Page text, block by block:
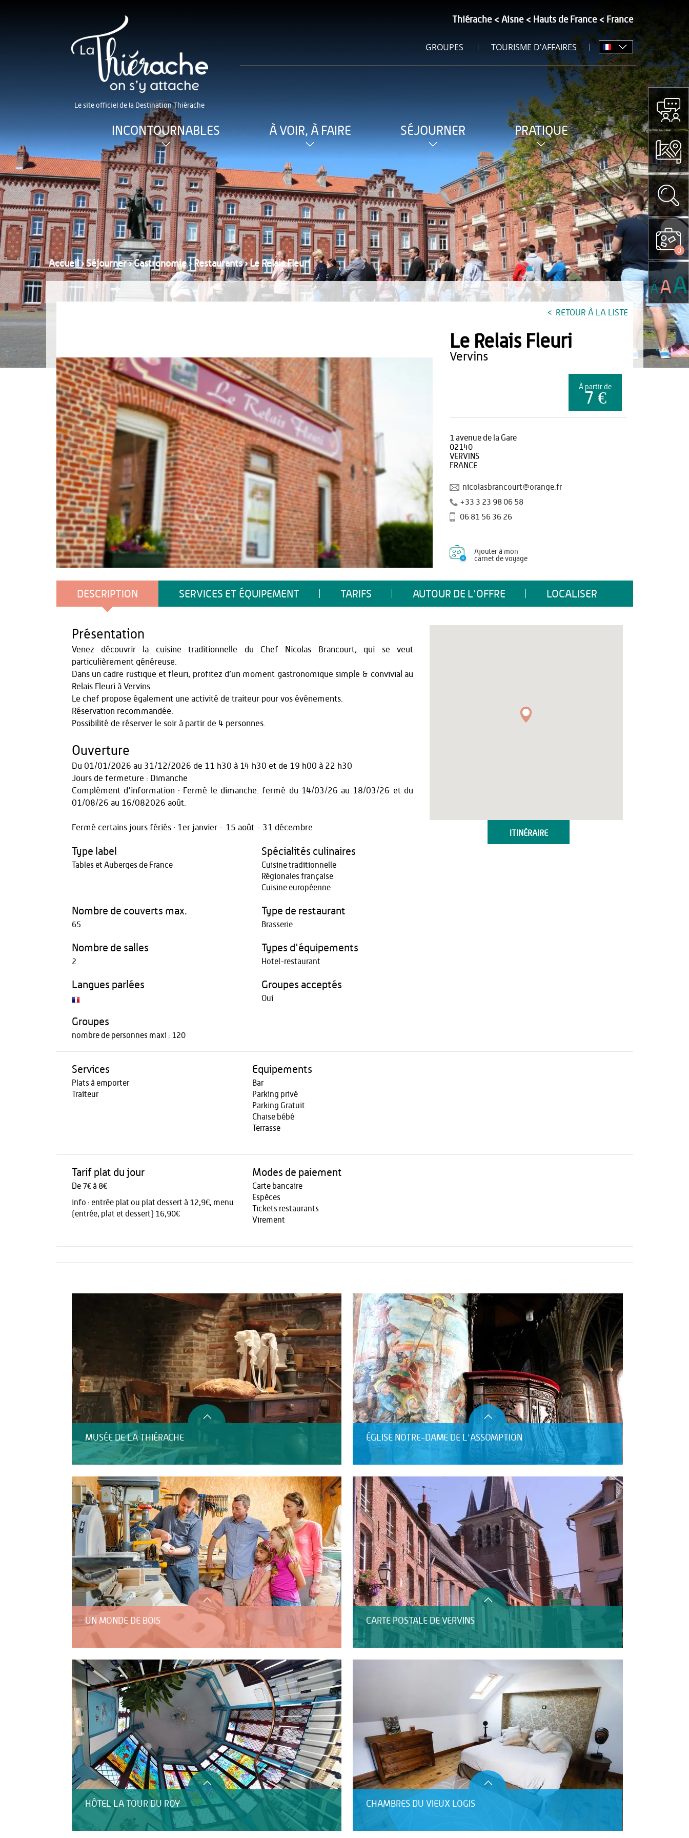
Le site officiel de la Destination Thiérache
Thiérache Aisne Hauts de France France
GROUPES TOURISME D'AFFAIRES
INCONTOURNABLES À VOIR, À FAIRE SÉJOURNER PRATIQUE
Accueil›Séjourner›Gastronomie›Restaurants›Le Relais Fleuri
RETOUR À LA LISTE
Le Relais Fleuri
vervins
À partir de
7 €
1 avenue de la Gare
02140
VERVINS
FRANCE
nicolasbrancourt@orange.fr
+33 3 23 98 06 58
06 81 56 36 26
Ajouter à mon
carnet de voyage
DESCRIPTION SERVICES ET ÉQUIPEMENT TARIFS AUTOUR DE L'OFFRE LOCALISER
ITINÉRAIRE
Présentation
Venez découvrir la cuisine traditionnelle du Chef Nicolas Brancourt, qui se veut
particulièrement généreuse.
Dans un cadre rustique et fleuri, profitez d’un moment gastronomique simple & convivial au
Relais Fleuri à Vervins.
Le chef propose également une activité de traiteur pour vos événements.
Réservation recommandée.
Possibilité de réserver le soir à partir de 4 personnes.
Ouverture
Du 01/01/2026 au 31/12/2026 de 11 h30 à 14 h30 et de 19 h00 à 22 h30
Jours de fermeture : Dimanche
Complément d'information : Fermé le dimanche. fermé du 14/03/26 au 18/03/26 et du
01/08/26 au 16/082026 août.
Fermé certains jours fériés : 1er janvier - 15 août - 31 décembre
Type label
Tables et Auberges de France
Spécialités culinaires
Cuisine traditionnelle
Régionales française
Cuisine européenne
Nombre de couverts max.
65
Type de restaurant
Brasserie
Nombre de salles
2
Types d'équipements
Hotel-restaurant
Langues parlées Groupes acceptés
Oui
Groupes
nombre de personnes maxi : 120
Services
Plats à emporter
Traiteur
Equipements
Bar
Parking privé
Parking Gratuit
Chaise bébé
Terrasse
Tarif plat du jour
De 7€ à 8€
info : entrée plat ou plat dessert à 12,9€, menu
(entrée, plat et dessert) 16,90€
Modes de paiement
Carte bancaire
Espèces
Tickets restaurants
Virement
MUSÉE DE LA THIÉRACHE ÉGLISE NOTRE-DAME DE L'ASSOMPTION
UN MONDE DE BOIS CARTE POSTALE DE VERVINS
HÔTEL LA TOUR DU ROY CHAMBRES DU VIEUX LOGIS
0
AAA